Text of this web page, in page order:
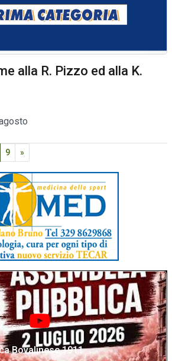
alla R. Pizzo ed alla K.
9 »
Bovalinese 1911